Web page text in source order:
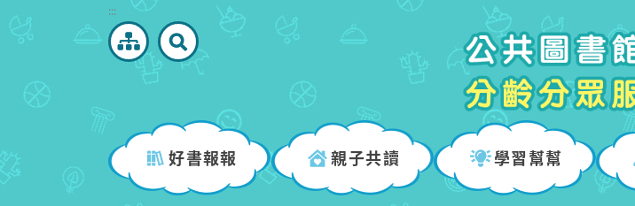
到
塊
:::
好書報報 親子共讀 學習幫幫